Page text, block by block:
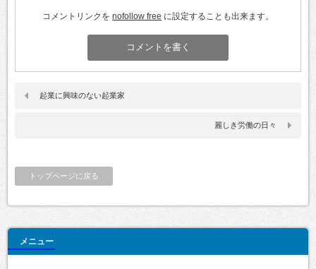
コメントリンクを nofollow free に設定することも出来ます。
起業に興味のない起業家
麗しき労働の日々
トップページに戻る
メニュー